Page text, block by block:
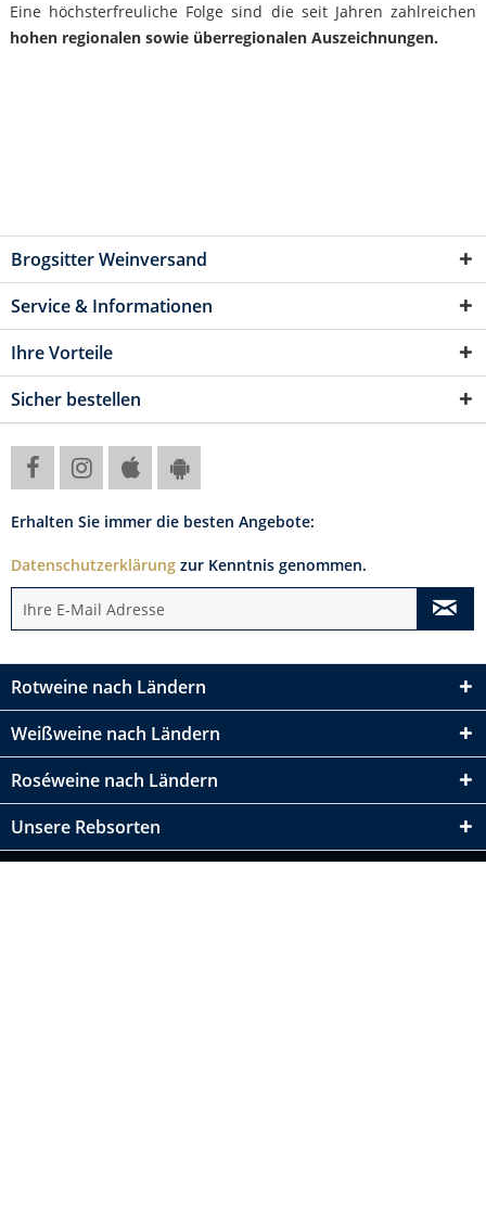
Eine höchsterfreuliche Folge sind die seit Jahren zahlreichen
hohen regionalen sowie überregionalen Auszeichnungen.
Brogsitter Weinversand
Service & Informationen
Ihre Vorteile
Sicher bestellen
Erhalten Sie immer die besten Angebote:
Datenschutzerklärung zur Kenntnis genommen.
Rotweine nach Ländern
Weißweine nach Ländern
Roséweine nach Ländern
Unsere Rebsorten